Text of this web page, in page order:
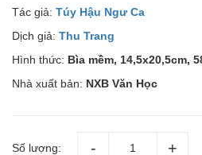
Tác giả: Túy Hậu Ngư Ca
Dịch giả: Thu Trang
Hình thức: Bìa mềm, 14,5x20,5cm,
Nhà xuất bản: NXB Văn Học
Số lượng: